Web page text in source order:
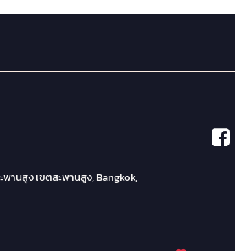
านสูง เขตสะพานสูง, Bangkok,